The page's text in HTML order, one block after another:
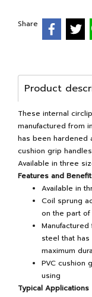
Share
Product
These internal
manufactured from
has been hardened
cushion grip
Available in three
Features and
Available in
Coil sprung
on the part
steel that
maximum
PVC cushion
using
Typical Applications